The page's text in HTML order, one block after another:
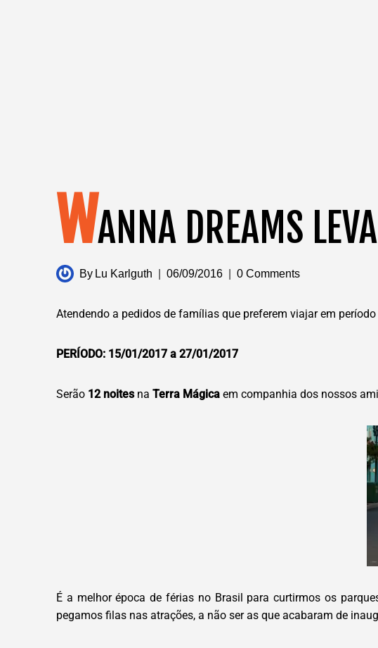
WANNA DREAMS
By Lu Karlguth 06/09/2016 0 Comments
Atendendo a pedidos de famílias que preferem viajar em
PERÍODO: 15/01/2017 a 27/01/2017
Serão 12 noitesna Terra Mágica em companhia dos nossos
É a melhor época de férias no Brasil para curtirmos os
pegamos filas nas atrações, a não ser as que acabaram de